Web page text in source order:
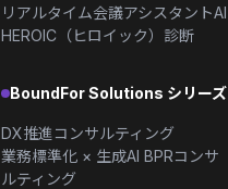
リアルタイム会議アシスタントAI
HEROIC（ヒロイック）診断
BoundFor Solutions シリーズ
DX推進コンサルティング
業務標準化 × 生成AI BPRコンサ
ルティング